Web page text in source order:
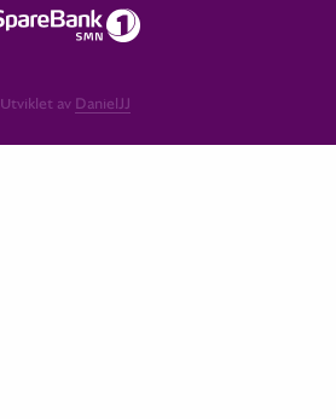
Utviklet av DanielJJ